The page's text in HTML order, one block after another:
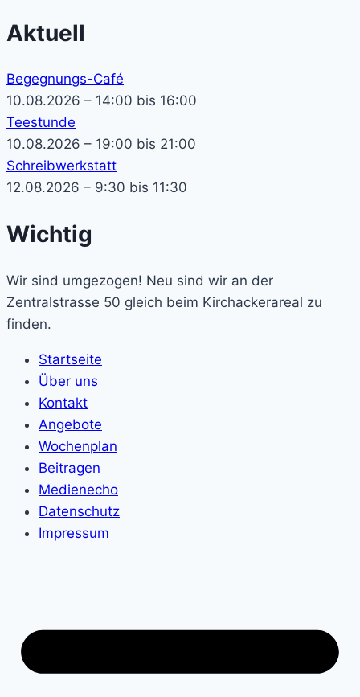
Aktuell
Begegnungs-Café
10.08.2026 – 14:00 bis 16:00
Teestunde
10.08.2026 – 19:00 bis 21:00
Schreibwerkstatt
12.08.2026 – 9:30 bis 11:30
Wichtig
Wir sind umgezogen! Neu sind wir an der
Zentralstrasse 50 gleich beim Kirchackerareal zu
finden.
Startseite
Über uns
Kontakt
Angebote
Wochenplan
Beitragen
Medienecho
Datenschutz
Impressum